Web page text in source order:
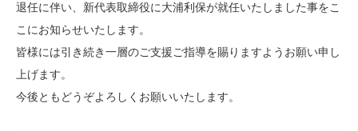
退任に伴い、新代表取締役に大浦利保が就任いたしました事をこ
こにお知らせいたします。
皆様には引き続き一層のご支援ご指導を賜りますようお願い申し
上げます。
今後ともどうぞよろしくお願いいたします。